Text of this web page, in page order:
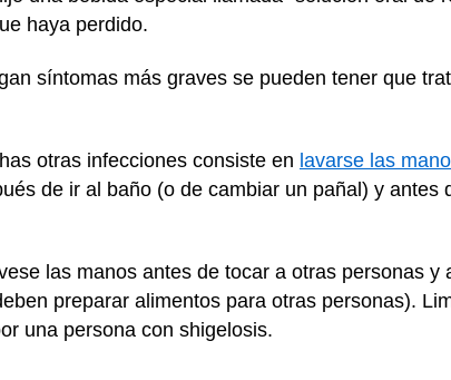
haya perdido.
síntomas más graves se pueden tener que
otras infecciones consiste en lavarse las
de ir al baño (o de cambiar un pañal) y antes
las manos antes de tocar a otras personas y
preparar alimentos para otras personas).
una persona con shigelosis.